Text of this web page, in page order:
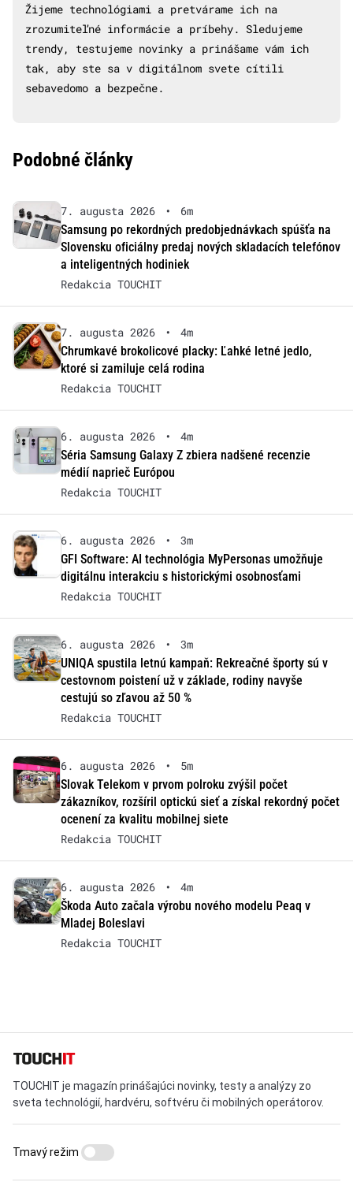
Žijeme technológiami a pretvárame ich na
zrozumiteľné informácie a príbehy. Sledujeme
trendy, testujeme novinky a prinášame vám ich
tak, aby ste sa v digitálnom svete cítili
sebavedomo a bezpečne.
Podobné články
7. augusta 2026 •
6m
Samsung po rekordných predobjednávkach spúšťa na
Slovensku oficiálny predaj nových skladacích telefónov
a inteligentných hodiniek
Redakcia TOUCHIT
7. augusta 2026 •
4m
Chrumkavé brokolicové placky: Ľahké letné jedlo,
ktoré si zamiluje celá rodina
Redakcia TOUCHIT
6. augusta 2026 •
4m
Séria Samsung Galaxy Z zbiera nadšené recenzie
médií naprieč Európou
Redakcia TOUCHIT
6. augusta 2026 •
3m
GFI Software: AI technológia MyPersonas umožňuje
digitálnu interakciu s historickými osobnosťami
Redakcia TOUCHIT
6. augusta 2026 •
3m
UNIQA spustila letnú kampaň: Rekreačné športy sú v
cestovnom poistení už v základe, rodiny navyše
cestujú so zľavou až 50 %
Redakcia TOUCHIT
6. augusta 2026 •
5m
Slovak Telekom v prvom polroku zvýšil počet
zákazníkov, rozšíril optickú sieť a získal rekordný počet
ocenení za kvalitu mobilnej siete
Redakcia TOUCHIT
6. augusta 2026 •
4m
Škoda Auto začala výrobu nového modelu Peaq v
Mladej Boleslavi
Redakcia TOUCHIT
TOUCHIT je magazín prinášajúci novinky, testy a analýzy zo
sveta technológií, hardvéru, softvéru či mobilných operátorov.
Tmavý režim